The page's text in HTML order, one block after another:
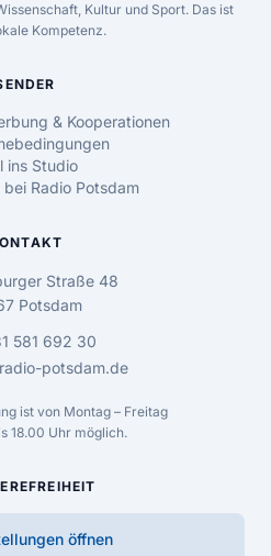
Kultur und Sport. Das ist
Kompetenz.
& Kooperationen
ins Studio
bei Radio Potsdam
Straße 48
Potsdam
581 692 30
potsdam.de
ist von Montag – Freitag
18.00 Uhr möglich.
öffnen